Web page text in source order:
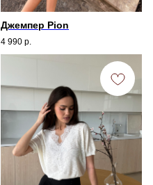
Джемпер Pion
4 990 р.